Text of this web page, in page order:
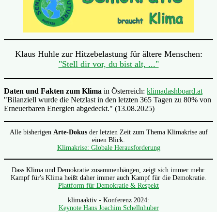
Klaus Huhle zur Hitzebelastung für ältere Menschen:
"Stell dir vor, du bist alt, ..."
Daten und Fakten zum Klima in Österreich: klimadashboard.at
"Bilanziell wurde die Netzlast in den letzten 365 Tagen zu 80% von
Erneuerbaren Energien abgedeckt." (13.08.2025)
Alle bisherigen Arte-Dokusder letzten Zeit zum Thema Klimakrise auf
einen Blick:
Klimakrise: Globale Herausforderung
Dass Klima und Demokratie zusammenhängen, zeigt sich immer mehr.
Kampf für's Klima heißt daher immer auch Kampf für die Demokratie.
Plattform für Demokratie & Respekt
klimaaktiv - Konferenz 2024:
Keynote Hans Joachim Schellnhuber